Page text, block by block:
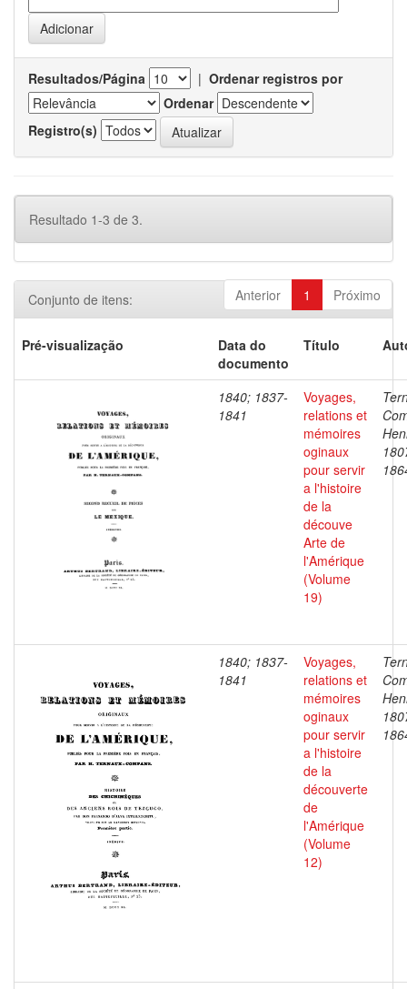
Resultados/Página | Ordenar registros por
Ordenar
Registro(s)
Resultado 1-3 de 3.
Anterior 1 Próximo
Conjunto de itens:
Pré-visualização
Data do
documento
Título
1840; 1837-
1841
Voyages,
relations et
mémoires
oginaux
pour servir
a l'histoire
de la
découve
Arte de
l'Amérique
(Volume
19)
1840; 1837-
1841
Voyages,
relations et
mémoires
oginaux
pour servir
a l'histoire
de la
découverte
de
l'Amérique
(Volume
12)